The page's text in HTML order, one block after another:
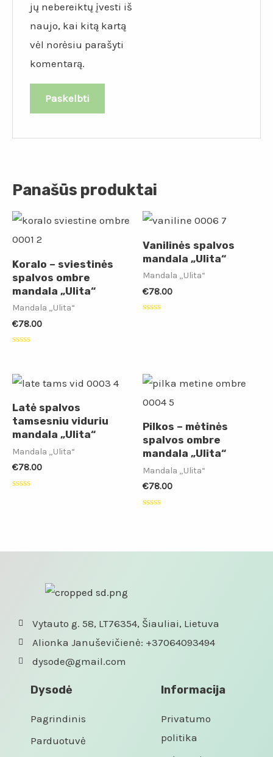
jų nebereiktų įvesti iš
naujo, kai kitą kartą
vėl norėsiu parašyti
komentarą.
Panašūs produktai
Koralo – sviestinės
spalvos ombre
mandala „Ulita“
Mandala „Ulita“
€78.00
5
Vanilinės spalvos
mandala „Ulita“
Mandala „Ulita“
€78.00
Latė spalvos
tamsesniu viduriu
mandala „Ulita“
Mandala „Ulita“
€78.00
Pilkos – mėtinės
spalvos ombre
mandala „Ulita“
Mandala „Ulita“
€78.00
Vytauto g. 58, LT76354, Šiauliai, Lietuva
Alionka Januševičienė: +37064093494
dysode@gmail.com
Dysodė
Pagrindinis
Parduotuvė
Informacija
Privatumo
politika